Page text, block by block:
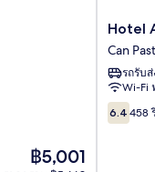
ราคา
฿5,001
Hotel
Amic
Can
Pastilla
Can
Pastilla
Hotel
Can
รถรับ
Wi-Fi
6.4
จาก
6.4 458